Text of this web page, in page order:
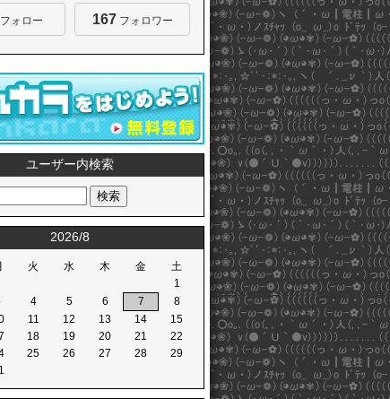
ォロー 167 フォロワー
ユーザー内検索
2026/8
火 水 木 金
土
1
4 5 6 7
8
11 12 13 14
15
18 19 20 21
22
25 26 27 28
29